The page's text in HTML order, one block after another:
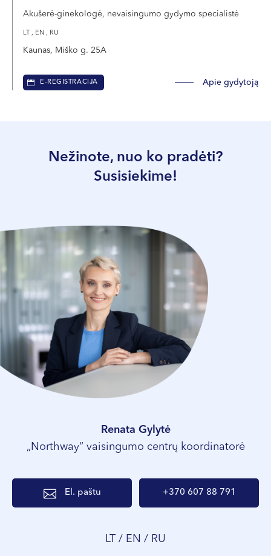
Akušerė-ginekologė, nevaisingumo gydymo specialistė
LT , EN , RU
Kaunas, Miško g. 25A
E-REGISTRACIJA Apie gydytoją
Nežinote, nuo ko pradėti?
Susisiekime!
Renata Gylytė
„Northway“ vaisingumo centrų koordinatorė
El. paštu +370 607 88 791
LT / EN / RU